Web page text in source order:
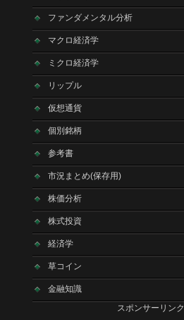
ファンダメンタル分析
マクロ経済学
ミクロ経済学
リップル
仮想通貨
個別銘柄
参考書
市況まとめ(保存用)
株価分析
株式投資
経済学
草コイン
金融知識
スポンサーリンク